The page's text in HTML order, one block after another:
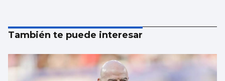
También te puede interesar